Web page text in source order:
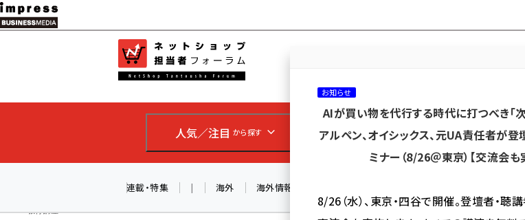
メ
イ
ン
ツ
移
教育講座
人気／注目 から探す カテゴリ／種別 から探す セミナー
連載・特集 | 海外 海外情報
お知らせ
AIが買い物を代行する時代に打つべき「次
アルペン、オイシックス、元UA責任者が
ミナー（8/26＠東京）【交流会も
8/26（水）、東京・四谷で開催。登壇者・聴